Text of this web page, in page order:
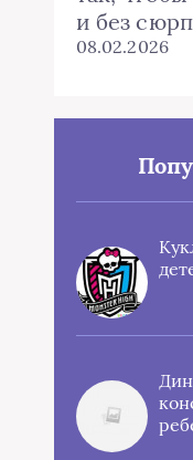
и без
08.02.2026